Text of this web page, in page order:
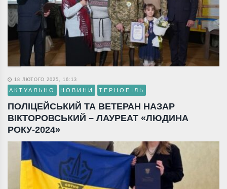
18 ЛЮТОГО 2025, 16:13
АКТУАЛЬНО НОВИНИ ТЕРНОПІЛЬ
ПОЛІЦЕЙСЬКИЙ ТА ВЕТЕРАН НАЗАР
ВІКТОРОВСЬКИЙ – ЛАУРЕАТ «ЛЮДИНА
РОКУ-2024»